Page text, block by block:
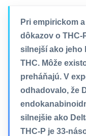
Pri empirickom
dôkazov o THC-
silnejší ako jeho
THC. Môže
preháňajú. V
odhadovalo, že
silnejšie ako
THC-P je 33-